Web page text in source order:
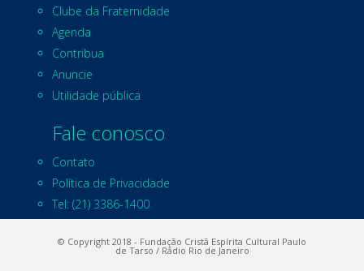
Clube da Fraternidade
Agenda
Contribua
Anuncie
Utilidade pública
Fale conosco
Contato
Política de Privacidade
Tel: (21) 3386-1400
© Copyright 2018 - Fundação Cristã Espírita Cultural Paulo
de Tarso / Rádio Rio de Janeiro